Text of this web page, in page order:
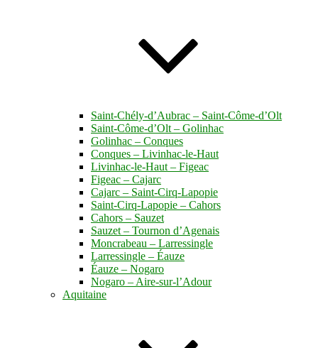
Saint-Chély-d’Aubrac – Saint-Côme-d’Olt
Saint-Côme-d’Olt – Golinhac
Golinhac – Conques
Conques – Livinhac-le-Haut
Livinhac-le-Haut – Figeac
Figeac – Cajarc
Cajarc – Saint-Cirq-Lapopie
Saint-Cirq-Lapopie – Cahors
Cahors – Sauzet
Sauzet – Tournon d’Agenais
Moncrabeau – Larressingle
Larressingle – Éauze
Éauze – Nogaro
Nogaro – Aire-sur-l’Adour
Aquitaine